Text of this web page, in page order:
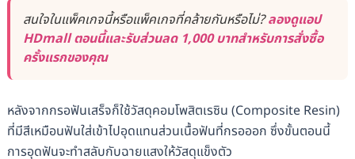
สนใจในแพ็คเกจนี้หรือแพ็คเกจที่คล้ายกันหรือไม่?ลองดูแอป
HDmall ตอนนี้และรับส่วนลด 1,000 บาทสำหรับการสั่งซื้อ
ครั้งแรกของคุณ
หลังจากกรอฟันเสร็จก็ใช้วัสดุคอมโพสิตเรซิน (Composite Resin)
ที่มีสีเหมือนฟันใส่เข้าไปอุดแทนส่วนเนื้อฟันที่กรอออก ซึ่งขั้นตอนนี้
การอุดฟันจะทำสลับกับฉายแสงให้วัสดุแข็งตัว